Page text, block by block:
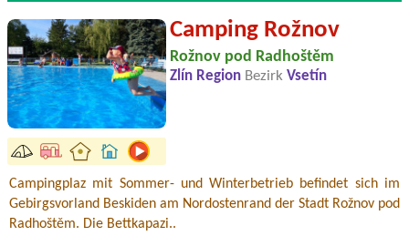
Camping Rožnov
Rožnov pod Radhoštěm
Zlín Region Bezirk Vsetín
Campingplaz mit Sommer- und Winterbetrieb befindet sich im
Gebirgsvorland Beskiden am Nordostenrand der Stadt Rožnov pod
Radhoštěm. Die Bettkapazi..